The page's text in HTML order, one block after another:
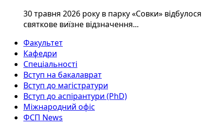
30 травня 2026 року в парку «Совки» відбулося
святкове виїзне відзначення...
Факультет
Кафедри
Спеціальності
Вступ на бакалаврат
Вступ до магістратури
Вступ до аспірантури (PhD)
Міжнародний офіс
ФСП News